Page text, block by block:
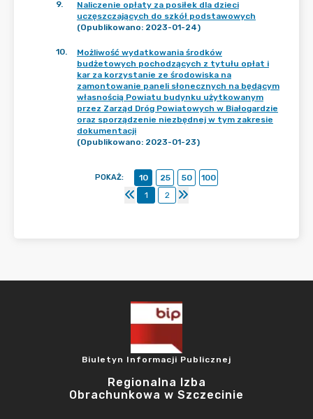
9.
Naliczenie opłaty za posiłek dla dzieci
uczęszczających do szkół podstawowych
(Opublikowano: 2023-01-24)
10.
Możliwość wydatkowania środków
budżetowych pochodzących z tytułu opłat i
kar za korzystanie ze środowiska na
zamontowanie paneli słonecznych na będącym
własnością Powiatu budynku użytkowanym
przez Zarząd Dróg Powiatowych w Białogardzie
oraz sporządzenie niezbędnej w tym zakresie
dokumentacji
(Opublikowano: 2023-01-23)
POKAŻ: 10 25 50
100
1
2
Biuletyn Informacji Publicznej
Regionalna Izba
Obrachunkowa w Szczecinie